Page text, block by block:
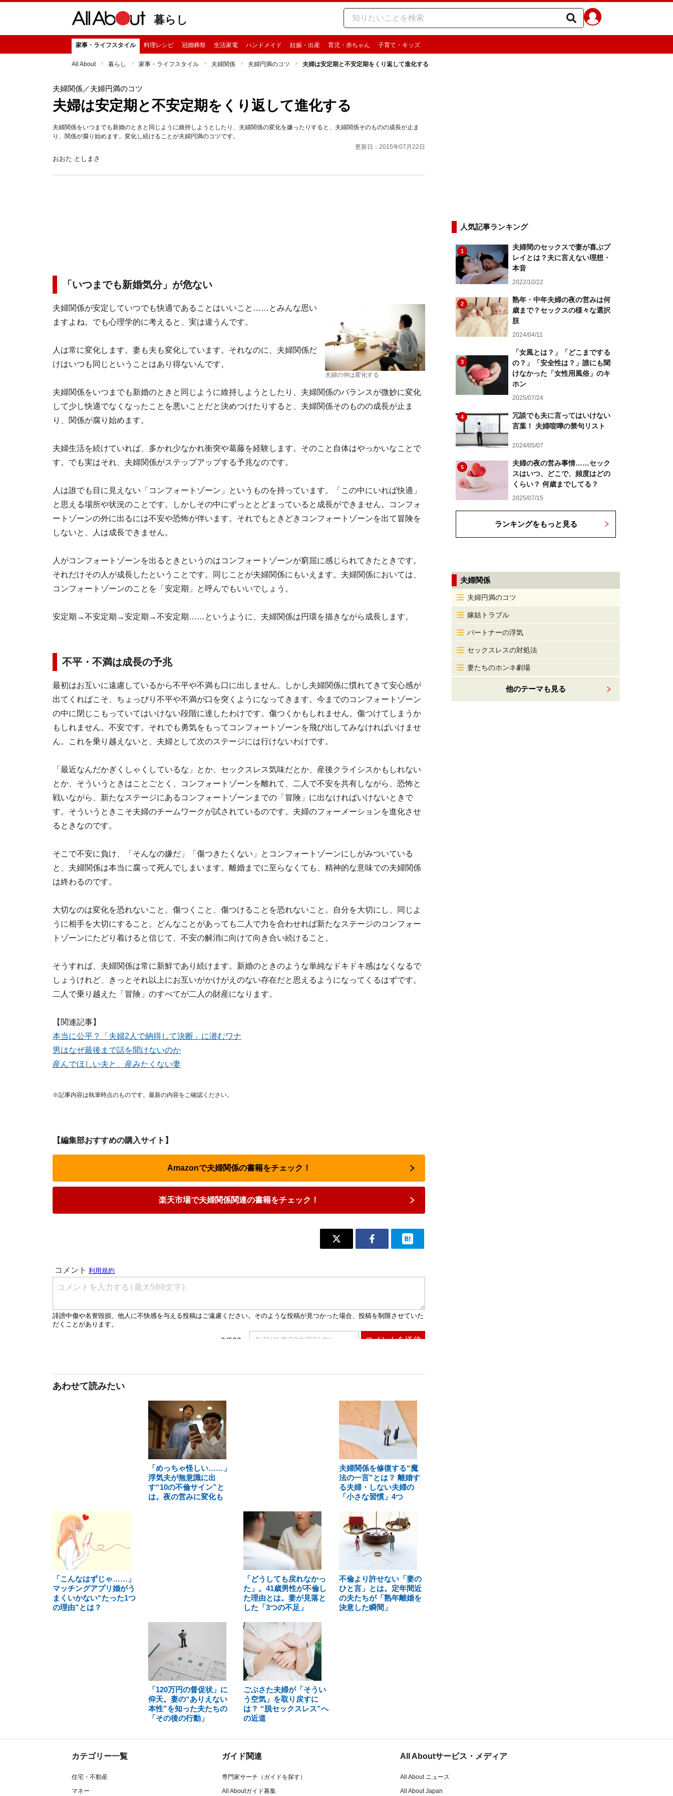
暮らし
家事・ライフスタイル 料理レシピ 冠婚葬祭 生活家電 ハンドメイド 妊娠・出産 育児・赤ちゃん 子育て・キッズ
All About 暮らし 家事・ライフスタイル 夫婦関係 夫婦円満のコツ 夫婦は安定期と不安定期をくり返して進化する
夫婦関係／夫婦円満のコツ
夫婦は安定期と不安定期をくり返して進化する
夫婦関係をいつまでも新婚のときと同じように維持しようとしたり、夫婦関係の変化を嫌ったりすると、夫婦関係そのものの成長が止ま
り、関係が腐り始めます。変化し続けることが夫婦円満のコツです。
更新日：2015年07月22日
おおた としまさ
「いつまでも新婚気分」が危ない
夫婦の仲は変化する
夫婦関係が安定していつでも快適であることはいいこと……とみんな思い
ますよね。でも心理学的に考えると、実は違うんです。
人は常に変化します。妻も夫も変化しています。それなのに、夫婦関係だ
けはいつも同じということはあり得ないんです。
夫婦関係をいつまでも新婚のときと同じように維持しようとしたり、夫婦関係のバランスが微妙に変化
して少し快適でなくなったことを悪いことだと決めつけたりすると、夫婦関係そのものの成長が止ま
り、関係が腐り始めます。
夫婦生活を続けていれば、多かれ少なかれ衝突や葛藤を経験します。そのこと自体はやっかいなことで
す。でも実はそれ、夫婦関係がステップアップする予兆なのです。
人は誰でも目に見えない「コンフォートゾーン」というものを持っています。「この中にいれば快適」
と思える場所や状況のことです。しかしその中にずっととどまっていると成長ができません。コンフォ
ートゾーンの外に出るには不安や恐怖が伴います。それでもときどきコンフォートゾーンを出て冒険を
しないと、人は成長できません。
人がコンフォートゾーンを出るときというのはコンフォートゾーンが窮屈に感じられてきたときです。
それだけその人が成長したということです。同じことが夫婦関係にもいえます。夫婦関係においては、
コンフォートゾーンのことを「安定期」と呼んでもいいでしょう。
安定期→不安定期→安定期→不安定期……というように、夫婦関係は円環を描きながら成長します。
不平・不満は成長の予兆
最初はお互いに遠慮しているから不平や不満も口に出しません。しかし夫婦関係に慣れてきて安心感が
出てくればこそ、ちょっぴり不平や不満が口を突くようになってきます。今までのコンフォートゾーン
の中に閉じこもっていてはいけない段階に達したわけです。傷つくかもしれません。傷つけてしまうか
もしれません。不安です。それでも勇気をもってコンフォートゾーンを飛び出してみなければいけませ
ん。これを乗り越えないと、夫婦として次のステージには行けないわけです。
「最近なんだかぎくしゃくしているな」とか、セックスレス気味だとか、産後クライシスかもしれない
とか、そういうときはことごとく、コンフォートゾーンを離れて、二人で不安を共有しながら、恐怖と
戦いながら、新たなステージにあるコンフォートゾーンまでの「冒険」に出なければいけないときで
す。そういうときこそ夫婦のチームワークが試されているのです。夫婦のフォーメーションを進化させ
るときなのです。
そこで不安に負け、「そんなの嫌だ」「傷つきたくない」とコンフォートゾーンにしがみついている
と、夫婦関係は本当に腐って死んでしまいます。離婚までに至らなくても、精神的な意味での夫婦関係
は終わるのです。
大切なのは変化を恐れないこと。傷つくこと、傷つけることを恐れないこと。自分を大切にし、同じよ
うに相手を大切にすること。どんなことがあっても二人で力を合わせれば新たなステージのコンフォー
トゾーンにたどり着けると信じて、不安の解消に向けて向き合い続けること。
そうすれば、夫婦関係は常に新鮮であり続けます。新婚のときのような単純なドキドキ感はなくなるで
しょうけれど、きっとそれ以上にお互いがかけがえのない存在だと思えるようになってくるはずです。
二人で乗り越えた「冒険」のすべてが二人の財産になります。
【関連記事】
本当に公平？「夫婦2人で納得して決断」に潜むワナ
男はなぜ最後まで話を聞けないのか
産んでほしい夫と、産みたくない妻
※記事内容は執筆時点のものです。最新の内容をご確認ください。
【編集部おすすめの購入サイト】
Amazonで夫婦関係の書籍をチェック！
楽天市場で夫婦関係関連の書籍をチェック！
あわせて読みたい
「めっちゃ怪しい……」
浮気夫が無意識に出
す“10の不倫サイン”と
は。夜の営みに変化も
夫婦関係を修復する“魔
法の一言”とは？ 離婚す
る夫婦・しない夫婦の
「小さな習慣」4つ
「こんなはずじゃ……」
マッチングアプリ婚がう
まくいかない“たった1つ
の理由”とは？
「どうしても戻れなかっ
た」。41歳男性が不倫し
た理由とは。妻が見落と
した「3つの不足」
不倫より許せない「妻の
ひと言」とは。定年間近
の夫たちが「熟年離婚を
決意した瞬間」
「120万円の督促状」に
仰天。妻の“ありえない
本性”を知った夫たちの
「その後の行動」
ごぶさた夫婦が「そうい
う空気」を取り戻すに
は？ “脱セックスレス”へ
の近道
人気記事ランキング
1
夫婦間のセックスで妻が喜ぶプ
レイとは？夫に言えない理想・
本音
2022/10/22
2
熟年・中年夫婦の夜の営みは何
歳まで？セックスの様々な選択
肢
2024/04/11
3
「女風とは？」「どこまでする
の？」「安全性は？」誰にも聞
けなかった「女性用風俗」のキ
ホン
2025/07/24
4
冗談でも夫に言ってはいけない
言葉！ 夫婦喧嘩の禁句リスト
2024/05/07
5
夫婦の夜の営み事情……セック
スはいつ、どこで、頻度はどの
くらい？ 何歳までしてる？
2025/07/15
ランキングをもっと見る
夫婦関係
夫婦円満のコツ
嫁姑トラブル
パートナーの浮気
セックスレスの対処法
妻たちのホンネ劇場
他のテーマも見る
カテゴリー一覧
住宅・不動産
マネー
ガイド関連
専門家サーチ（ガイドを探す）
All Aboutガイド募集
All Aboutサービス・メディア
All About ニュース
All About Japan